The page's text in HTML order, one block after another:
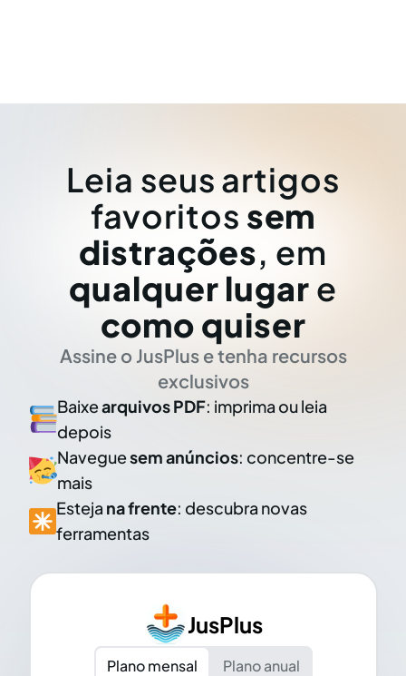
Leia seus artigos
favoritos sem
distrações, em
qualquer lugar e
como quiser
Assine o JusPlus e tenha recursos
exclusivos
Baixearquivos PDF: imprima ou leia
depois
Naveguesem anúncios: concentre-se
mais
Esteja na frente: descubra novas
ferramentas
JusPlus
Plano mensal
Plano anual